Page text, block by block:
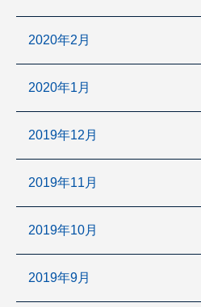
2020年2月
2020年1月
2019年12月
2019年11月
2019年10月
2019年9月